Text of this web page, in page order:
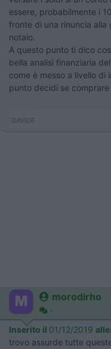
essere, probabilmente i
fronte di una rinuncia alla
notaio.
A questo punto ti dico
bella analisi finanziaria
come è messo a livello di
punto decidi se comprare
DAVIDE
morodirho
-
Inserito il 01/12/2019 alle:
trovo assurde tutte